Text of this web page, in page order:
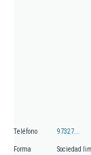
Teléfono 97327...
Forma
Sociedad